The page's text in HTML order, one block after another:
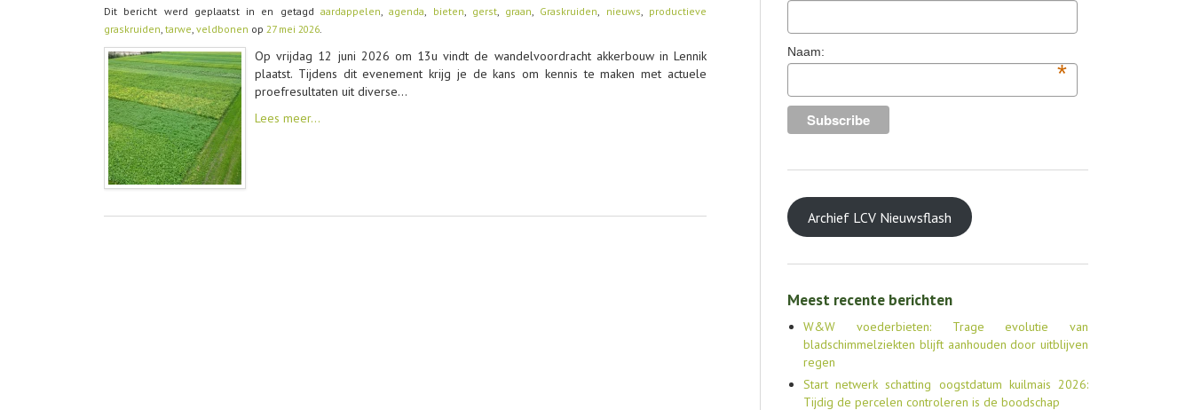
Dit bericht werd geplaatst in en getagd aardappelen,agenda, bieten, gerst, graan, Graskruiden, nieuws, productieve
graskruiden, tarwe, veldbonen op 27 mei 2026.
Op vrijdag 12 juni 2026 om 13u vindt de wandelvoordracht akkerbouw in Lennik
plaatst. Tijdens dit evenement krijg je de kans om kennis te maken met actuele
proefresultaten uit diverse…
Lees meer…
Naam:
*
Archief LCV Nieuwsflash
Meest recente berichten
W&W voederbieten: Trage evolutie van
bladschimmelziekten blijft aanhouden door uitblijven
regen
Start netwerk schatting oogstdatum kuilmais 2026:
Tijdig de percelen controleren is de boodschap